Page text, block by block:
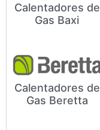
Calentadores de
Gas Baxi
Si usted esta interesado en
Comprar un Calentador de
Calentadores de
Gas Beretta
Modelos y Precios de
Calentadores de Gas Beretta